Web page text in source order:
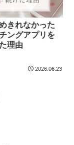
きれなかった
ングアプリを
理由
2026.06.23